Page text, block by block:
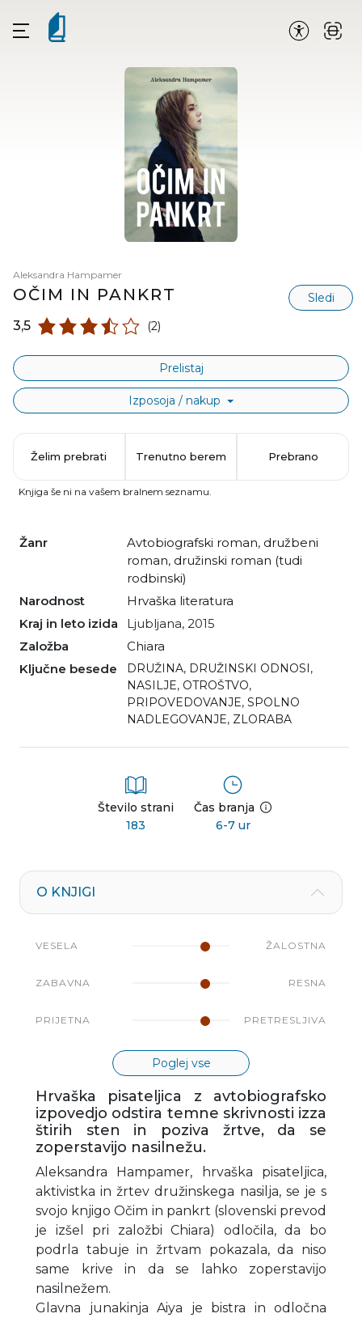
Aleksandra Hampamer
OČIM IN PANKRT Sledi
3,5 (2)
Prelistaj
Izposoja / nakup
Žanr avtobiografski roman, družbeni
roman, družinski roman (tudi
rodbinski)
Narodnost
hrvaška literatura
Kraj in leto izida
Ljubljana, 2015
Založba
Chiara
Ključne besede
DRUŽINA, DRUŽINSKI ODNOSI,
NASILJE, OTROŠTVO,
PRIPOVEDOVANJE, SPOLNO
NADLEGOVANJE, ZLORABA
Število strani
183
Čas branja
6-7 ur
Želim prebrati Trenutno berem Prebrano
Knjiga še ni na vašem bralnem seznamu.
O KNJIGI
VESELA ŽALOSTNA
ZABAVNA RESNA
PRIJETNA PRETRESLJIVA
Poglej vse
Hrvaška pisateljica z avtobiografsko
izpovedjo odstira temne skrivnosti izza
štirih sten in poziva žrtve, da se
zoperstavijo nasilnežu.
Aleksandra Hampamer, hrvaška pisateljica,
aktivistka in žrtev družinskega nasilja, se je s
svojo knjigo Očim in pankrt (slovenski prevod
je izšel pri založbi Chiara) odločila, da bo
podrla tabuje in žrtvam pokazala, da niso
same krive in da se lahko zoperstavijo
nasilnežem.
Glavna junakinja Aiya je bistra in odločna